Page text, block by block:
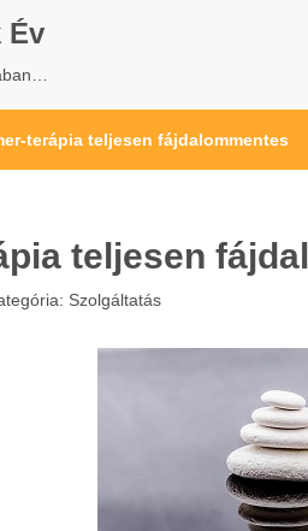
Év
terápia teljesen fájdalommentes
teljesen
Szolgáltatás